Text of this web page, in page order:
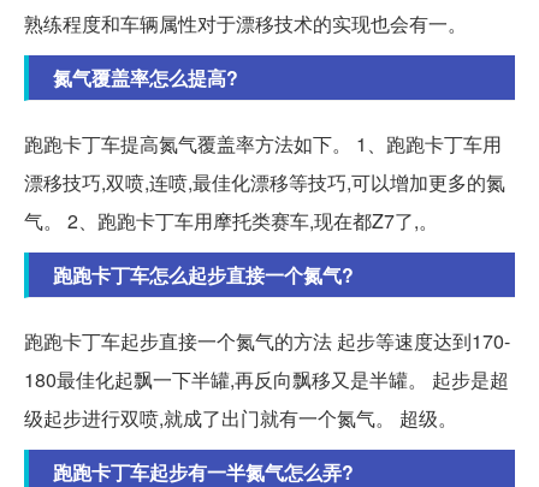
熟练程度和车辆属性对于漂移技术的实现也会有一。
氮气覆盖率怎么提高?
跑跑卡丁车提高氮气覆盖率方法如下。 1、跑跑卡丁车用
漂移技巧,双喷,连喷,最佳化漂移等技巧,可以增加更多的氮
气。 2、跑跑卡丁车用摩托类赛车,现在都Z7了,。
跑跑卡丁车怎么起步直接一个氮气?
跑跑卡丁车起步直接一个氮气的方法 起步等速度达到170-
180最佳化起飘一下半罐,再反向飘移又是半罐。 起步是超
级起步进行双喷,就成了出门就有一个氮气。 超级。
跑跑卡丁车起步有一半氮气怎么弄?